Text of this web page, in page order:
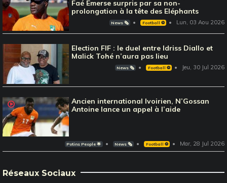
Faé Emerse surpris par sa non-
prolongation à la tête des Eléphants
News 🗞️ Football ⚽️ Lun, 03 Aou 2026
Election FIF : le duel entre Idriss Diallo et
Malick Tohé n’aura pas lieu
News 🗞️ Football ⚽️ Jeu, 30 Jul 2026
Ancien international Ivoirien, N’Gossan
Antoine lance un appel à l’aide
Potins People 🌟 News 🗞️ Football ⚽️ Mar, 28 Jul 2026
Réseaux Sociaux